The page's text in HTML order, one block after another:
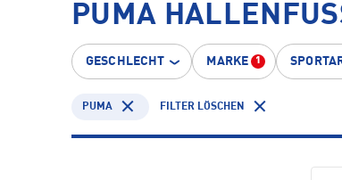
PUMA
GESCHLECHT MARKE 1
PUMA FILTER LÖSCHEN